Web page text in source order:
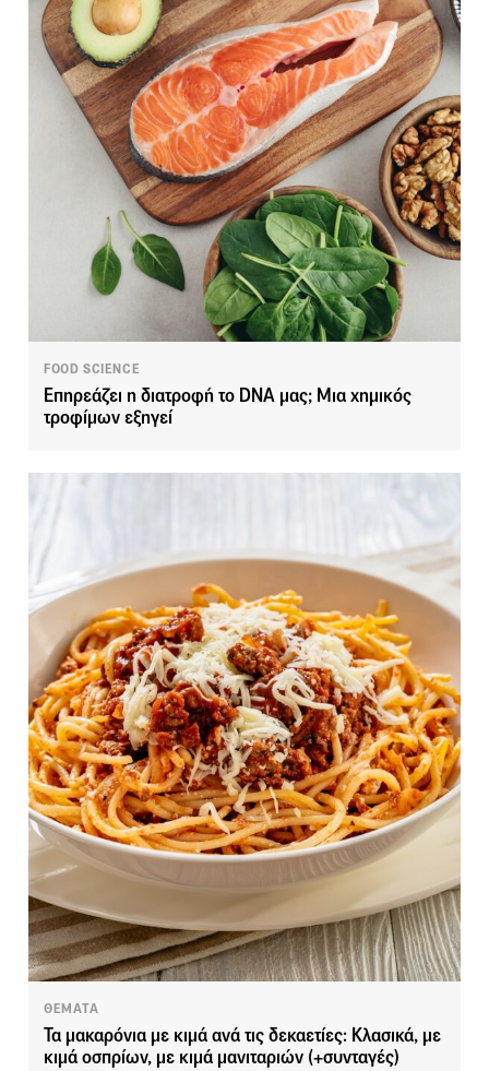
FOOD SCIENCE
Επηρεάζει η διατροφή το DNA μας; Μια χημικός
τροφίμων εξηγεί
ΘΕΜΑΤΑ
Τα μακαρόνια με κιμά ανά τις δεκαετίες: Κλασικά, με
κιμά οσπρίων, με κιμά μανιταριών (+συνταγές)